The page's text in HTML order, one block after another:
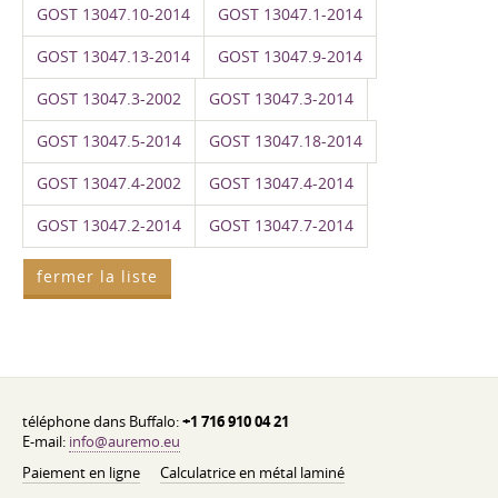
GOST 13047.10-2014 GOST 13047.1-2014
GOST 13047.13-2014 GOST 13047.9-2014
GOST 13047.3-2002 GOST 13047.3-2014
GOST 13047.5-2014 GOST 13047.18-2014
GOST 13047.4-2002 GOST 13047.4-2014
GOST 13047.2-2014 GOST 13047.7-2014
fermer la liste
téléphone dans Buffalo:+1 716 910 04 21
E-mail: info@auremo.eu
Paiement en ligne
Calculatrice en métal laminé